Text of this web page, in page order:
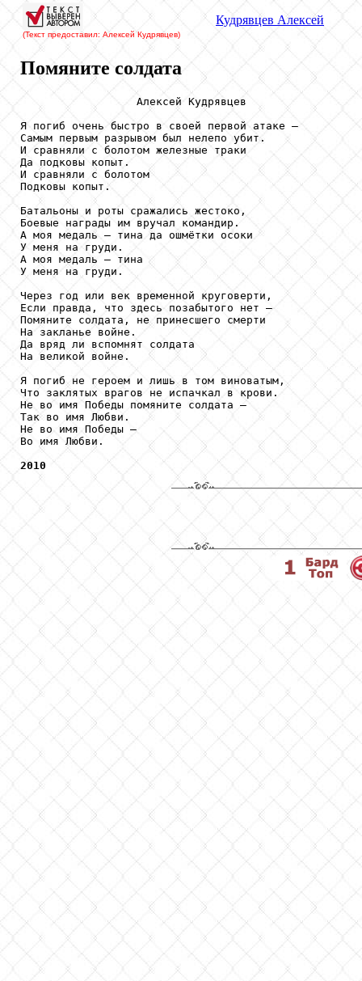
(Текст предоставил: Алексей Кудрявцев)
Кудрявцев Алексей
Помяните солдата
                  Алексей Кудрявцев
Я погиб очень быстро в своей первой атаке –
Самым первым разрывом был нелепо убит.
И сравняли с болотом железные траки
Да подковы копыт.
И сравняли с болотом
Подковы копыт.
Батальоны и роты сражались жестоко,
Боевые награды им вручал командир.
А моя медаль – тина да ошмётки осоки
У меня на груди.
А моя медаль – тина
У меня на груди.
Через год или век временной круговерти,
Если правда, что здесь позабытого нет –
Помяните солдата, не принесшего смерти
На закланье войне.
Да вряд ли вспомнят солдата
На великой войне.
Я погиб не героем и лишь в том виноватым,
Что заклятых врагов не испачкал в крови.
Не во имя Победы помяните солдата –
Так во имя Любви.
Не во имя Победы –
Во имя Любви.
2010